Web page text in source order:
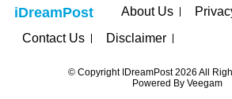
iDreamPost About Us
Contact Us
Disclaimer
© Copyright IDreamPost 2026 All
Powered By Veegam